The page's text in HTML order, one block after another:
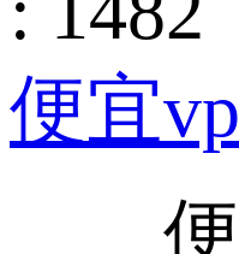
便宜
便宜